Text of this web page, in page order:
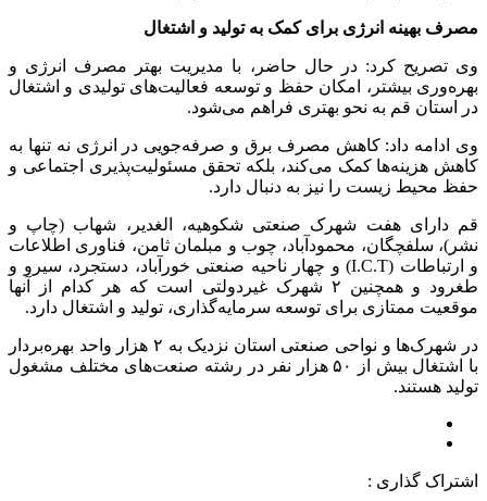
مصرف بهینه انرژی برای کمک به تولید و اشتغال
وی تصریح کرد: در حال حاضر، با مدیریت بهتر مصرف انرژی و
بهره‌وری بیشتر، امکان حفظ و توسعه فعالیت‌های تولیدی و اشتغال
در استان قم به نحو بهتری فراهم می‌شود.
وی ادامه داد: کاهش مصرف برق و صرفه‌جویی در انرژی نه تنها به
کاهش هزینه‌ها کمک می‌کند، بلکه تحقق مسئولیت‌پذیری اجتماعی و
حفظ محیط زیست را نیز به دنبال دارد.
قم دارای هفت شهرک صنعتی شکوهیه، الغدیر، شهاب (چاپ و
نشر)، سلفچگان، محمودآباد، چوب و مبلمان ثامن، فناوری اطلاعات
و ارتباطات (I.C.T) و چهار ناحیه صنعتی خورآباد، دستجرد، سیرو و
طغرود و همچنین ۲ شهرک غیردولتی است که هر کدام از آنها
موقعیت ممتازی برای توسعه سرمایه‌گذاری، تولید و اشتغال دارد.
در شهرک‌ها و نواحی صنعتی استان نزدیک به ۲ هزار واحد بهره‌بردار
با اشتغال بیش از ۵۰ هزار نفر در رشته صنعت‌های مختلف مشغول
تولید هستند.
اشتراک گذاری :